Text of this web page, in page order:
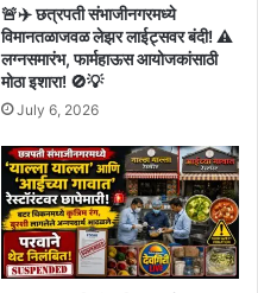
🚨✈️ छत्रपती संभाजीनगरमध्ये
विमानतळाजवळ लेझर लाईट्सवर बंदी! ⚠️
लग्नसमारंभ, फार्महाऊस आयोजकांसाठी
मोठा इशारा! 🚫💡
July 6, 2026